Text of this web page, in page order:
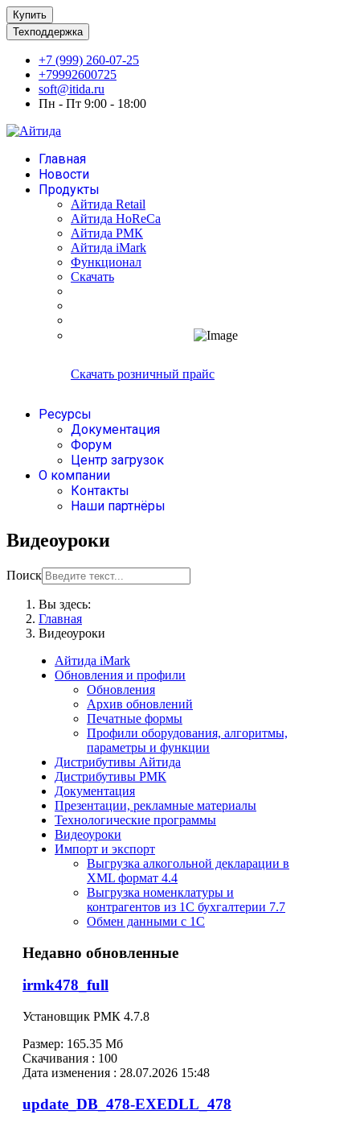
Купить
Техподдержка
+7 (999) 260-07-25
+79992600725
soft@itida.ru
Пн - Пт 9:00 - 18:00
Главная
Новости
Продукты
Айтида Retail
Айтида HoReCa
Айтида РМК
Айтида iMark
Функционал
Скачать
Скачать розничный прайс
Ресурсы
Документация
Форум
Центр загрузок
О компании
Контакты
Наши партнёры
Видеоуроки
Поиск
Вы здесь:
Главная
Видеоуроки
Айтида iMark
Обновления и профили
Обновления
Архив обновлений
Печатные формы
Профили оборудования, алгоритмы,
параметры и функции
Дистрибутивы Айтида
Дистрибутивы РМК
Документация
Презентации, рекламные материалы
Технологические программы
Видеоуроки
Импорт и экспорт
Выгрузка алкогольной декларации в
XML формат 4.4
Выгрузка номенклатуры и
контрагентов из 1С бухгалтерии 7.7
Обмен данными с 1С
Недавно обновленные
irmk478_full
Установщик РМК 4.7.8
Размер: 165.35 Мб
Скачивания : 100
Дата изменения : 28.07.2026 15:48
update_DB_478-EXEDLL_478